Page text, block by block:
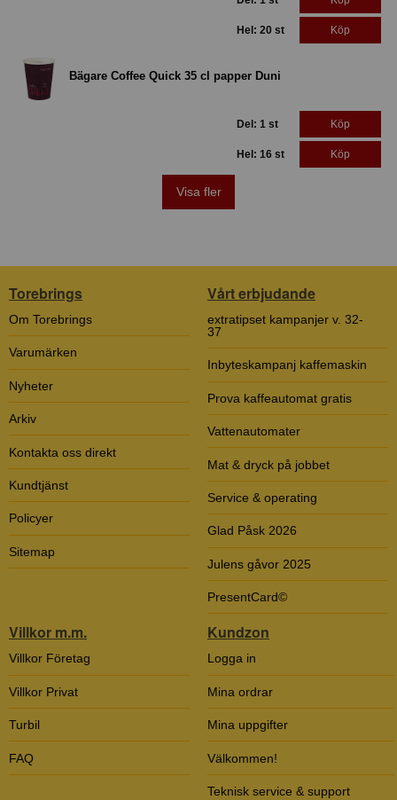
Hel: 20 st Köp
Bägare Coffee Quick 35 cl papper Duni
Del: 1 st Köp
Hel: 16 st Köp
Visa fler
Torebrings
Om Torebrings
Varumärken
Nyheter
Arkiv
Kontakta oss direkt
Kundtjänst
Policyer
Sitemap
Vårt erbjudande
extratipset kampanjer v. 32-
37
Inbyteskampanj kaffemaskin
Prova kaffeautomat gratis
Vattenautomater
Mat & dryck på jobbet
Service & operating
Glad Påsk 2026
Julens gåvor 2025
PresentCard©
Villkor m.m.
Villkor Företag
Villkor Privat
Turbil
FAQ
Kundzon
Logga in
Mina ordrar
Mina uppgifter
Välkommen!
Teknisk service & support